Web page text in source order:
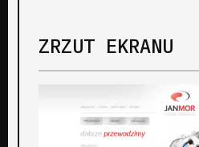
ZRZUT EKRANU